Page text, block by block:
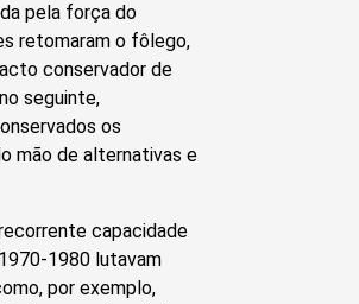
pela força do
retomaram o fôlego,
conservador de
seguinte,
os
mão de alternativas e
capacidade
1980 lutavam
por exemplo,